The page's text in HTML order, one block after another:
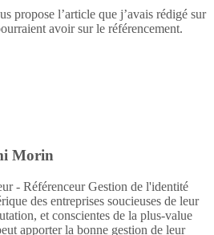
propose l’article que j’avais rédigé sur
avoir sur le référencement.
Morin
- Référenceur Gestion de l'identité
des entreprises soucieuses de leur
et conscientes de la plus-value
apporter la bonne gestion de leur